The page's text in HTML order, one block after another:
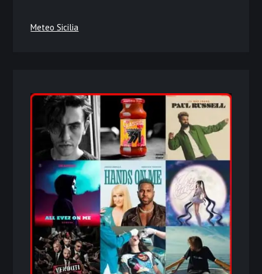
Meteo Sicilia